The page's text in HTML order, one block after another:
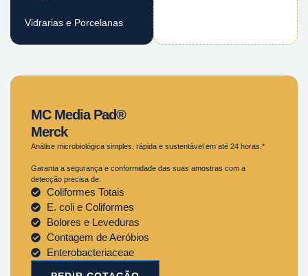
Vidrarias e Porcelanas
MC Media Pad®
Merck
Análise microbiológica simples, rápida e sustentável em até 24 horas.*
Garanta a segurança e conformidade das suas amostras com a
detecção precisa de:
Coliformes Totais
E. coli e Coliformes
Bolores e Leveduras
Contagem de Aeróbios
Enterobacteriaceae